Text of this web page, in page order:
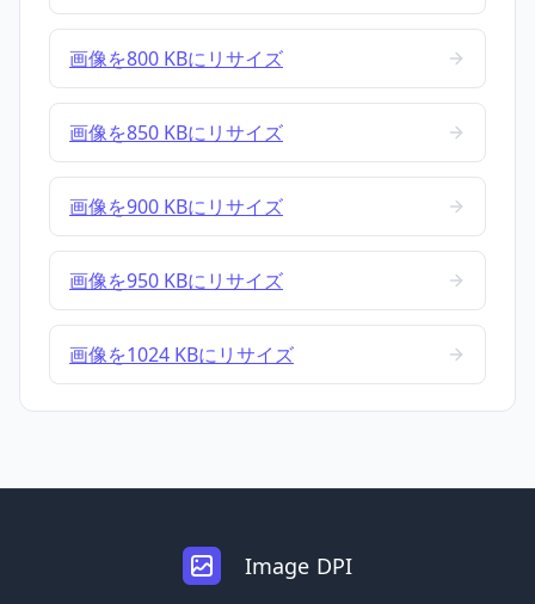
画像を800 KBにリサイズ
画像を850 KBにリサイズ
画像を900 KBにリサイズ
画像を950 KBにリサイズ
画像を1024 KBにリサイズ
Image DPI